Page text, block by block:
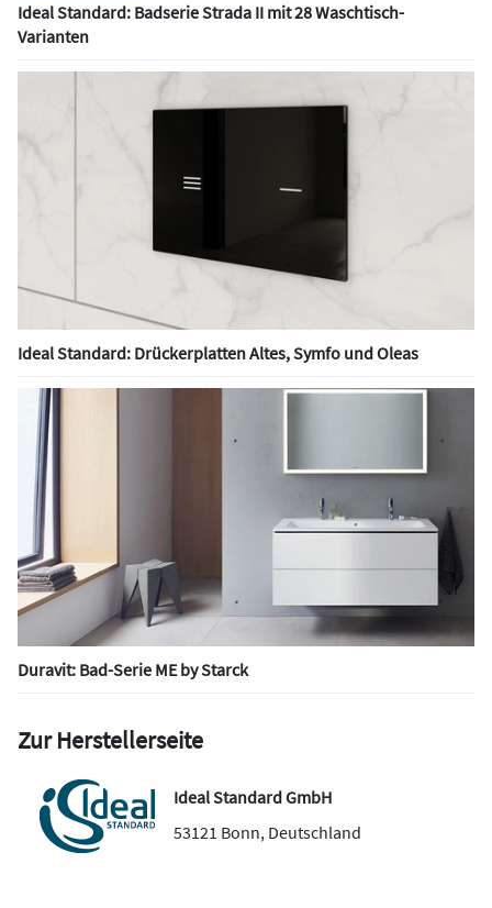
Ideal Standard: Badserie Strada II mit 28 Waschtisch-
Varianten
Ideal Standard: Drückerplatten Altes, Symfo und Oleas
Duravit: Bad-Serie ME by Starck
Zur Herstellerseite
Ideal Standard GmbH
53121 Bonn, Deutschland